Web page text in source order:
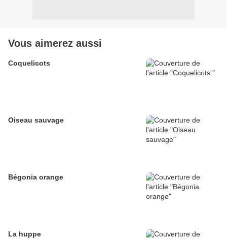
Vous aimerez aussi
Coquelicots
Oiseau sauvage
Bégonia orange
La huppe